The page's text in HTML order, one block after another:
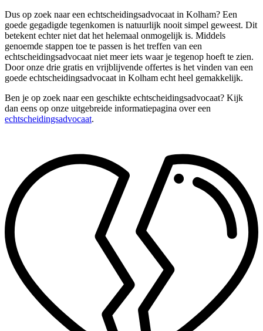
Dus op zoek naar een echtscheidingsadvocaat in Kolham? Een
goede gegadigde tegenkomen is natuurlijk nooit simpel geweest. Dit
betekent echter niet dat het helemaal onmogelijk is. Middels
genoemde stappen toe te passen is het treffen van een
echtscheidingsadvocaat niet meer iets waar je tegenop hoeft te zien.
Door onze drie gratis en vrijblijvende offertes is het vinden van een
goede echtscheidingsadvocaat in Kolham echt heel gemakkelijk.
Ben je op zoek naar een geschikte echtscheidingsadvocaat? Kijk
dan eens op onze uitgebreide informatiepagina over een
echtscheidingsadvocaat.